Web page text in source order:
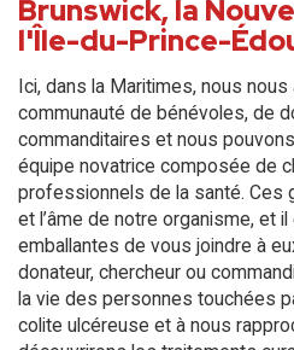
Brunswick, la
l'Île-du-Prince-
Ici, dans la Maritimes, nous
communauté de bénévoles, de
commanditaires et nous
équipe novatrice composée de
professionnels de la santé.
et l’âme de notre organisme, et
emballantes de vous joindre à
donateur, chercheur ou
la vie des personnes touchées
colite ulcéreuse et à nous